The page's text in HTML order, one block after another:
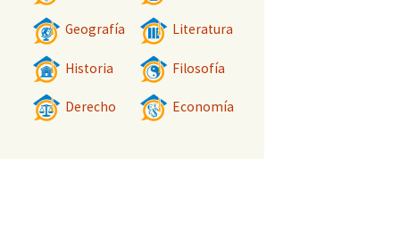
Geografía Literatura
Historia Filosofía
Derecho Economía